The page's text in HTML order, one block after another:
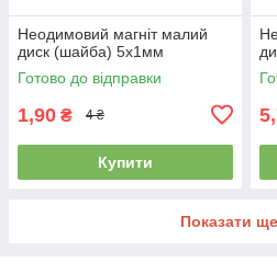
Неодимовий магніт малий
диск (шайба) 5х1мм
Готово до відправки
1,90 ₴ 4 ₴
Купити
Показати ще